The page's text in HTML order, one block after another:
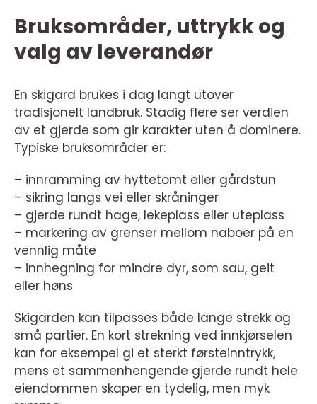
Bruksområder, uttrykk og
valg av leverandør
En skigard brukes i dag langt utover
tradisjonelt landbruk. Stadig flere ser verdien
av et gjerde som gir karakter uten å dominere.
Typiske bruksområder er:
– innramming av hyttetomt eller gårdstun
– sikring langs vei eller skråninger
– gjerde rundt hage, lekeplass eller uteplass
– markering av grenser mellom naboer på en
vennlig måte
– innhegning for mindre dyr, som sau, geit
eller høns
Skigarden kan tilpasses både lange strekk og
små partier. En kort strekning ved innkjørselen
kan for eksempel gi et sterkt førsteinntrykk,
mens et sammenhengende gjerde rundt hele
eiendommen skaper en tydelig, men myk